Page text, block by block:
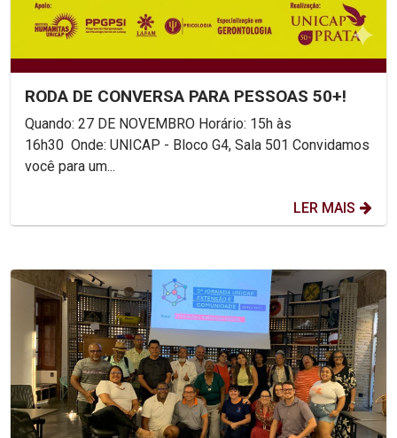
RODA DE CONVERSA PARA PESSOAS 50+!
Quando: 27 DE NOVEMBRO Horário: 15h às
16h30 Onde: UNICAP - Bloco G4, Sala 501 Convidamos
você para um...
LER MAIS